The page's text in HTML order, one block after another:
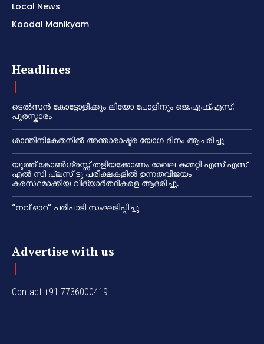
Local News
Koodal Manikyam
Headlines
ടെൽസൻ കോട്ടോളിക്കും ലിയോ പോളിനും ജെ.എഫ്.എസ്.
പുരസ്കാരം
ശാന്തിനികേതനിൽ അന്താരാഷ്ട്ര യോഗ ദിനം ആചരിച്ചു
യൂത്ത് കോൺഗ്രസ്സ് തളിയക്കോണം മേഖല കമ്മറ്റി എസ് എസ്
എൽ സി പ്ലസ് ടു പരീക്ഷകളിൽ ഉന്നതവിജയം
കരസ്ഥമാക്കിയ വിദ്യാർത്ഥികളെ ആദരിച്ചു.
“നവ് ഓറ” പരിപാടി സംഘടിപ്പിച്ചു
Advertise with us
Contact +91 7736000419